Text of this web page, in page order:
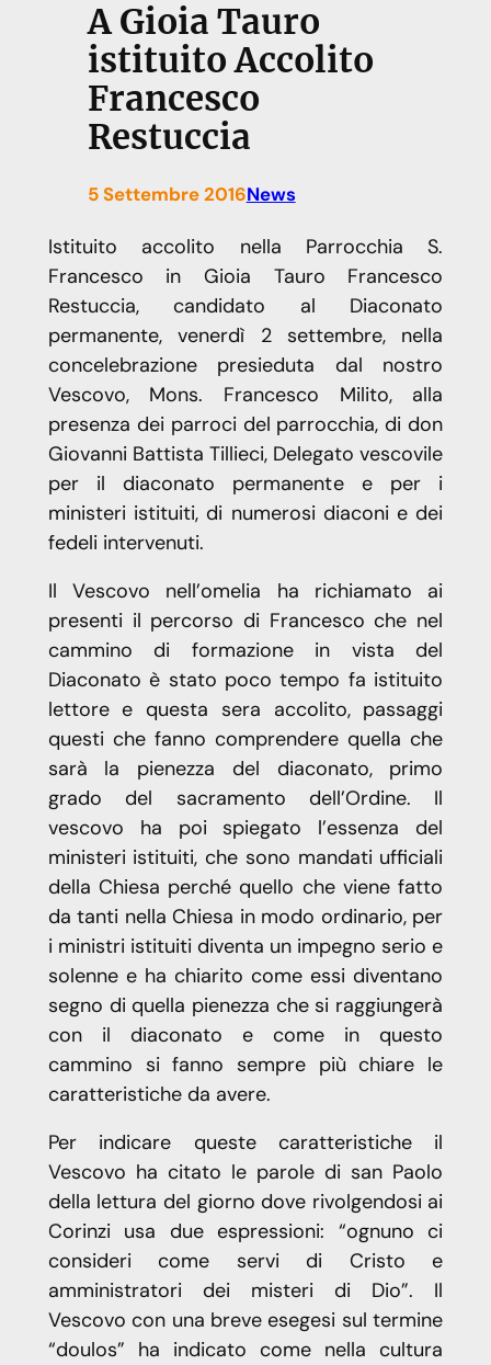
A Gioia Tauro
istituito Accolito
Francesco
Restuccia
5 Settembre 2016News
Istituito accolito nella Parrocchia S.
Francesco in Gioia Tauro Francesco
Restuccia, candidato al Diaconato
permanente, venerdì 2 settembre, nella
concelebrazione presieduta dal nostro
Vescovo, Mons. Francesco Milito, alla
presenza dei parroci del parrocchia, di don
Giovanni Battista Tillieci, Delegato vescovile
per il diaconato permanente e per i
ministeri istituiti, di numerosi diaconi e dei
fedeli intervenuti.
Il Vescovo nell’omelia ha richiamato ai
presenti il percorso di Francesco che nel
cammino di formazione in vista del
Diaconato è stato poco tempo fa istituito
lettore e questa sera accolito, passaggi
questi che fanno comprendere quella che
sarà la pienezza del diaconato, primo
grado del sacramento dell’Ordine. Il
vescovo ha poi spiegato l’essenza del
ministeri istituiti, che sono mandati ufficiali
della Chiesa perché quello che viene fatto
da tanti nella Chiesa in modo ordinario, per
i ministri istituiti diventa un impegno serio e
solenne e ha chiarito come essi diventano
segno di quella pienezza che si raggiungerà
con il diaconato e come in questo
cammino si fanno sempre più chiare le
caratteristiche da avere.
Per indicare queste caratteristiche il
Vescovo ha citato le parole di san Paolo
della lettura del giorno dove rivolgendosi ai
Corinzi usa due espressioni: “ognuno ci
consideri come servi di Cristo e
amministratori dei misteri di Dio”. Il
Vescovo con una breve esegesi sul termine
“doulos” ha indicato come nella cultura